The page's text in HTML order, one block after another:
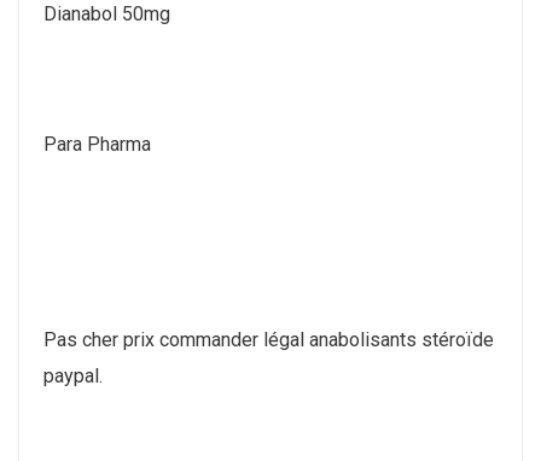
Dianabol 50mg
Para Pharma
Pas cher prix commander légal anabolisants stéroïde
paypal.